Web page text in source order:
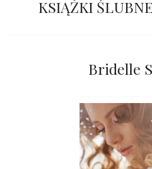
KSIĄŻKI
Bridelle